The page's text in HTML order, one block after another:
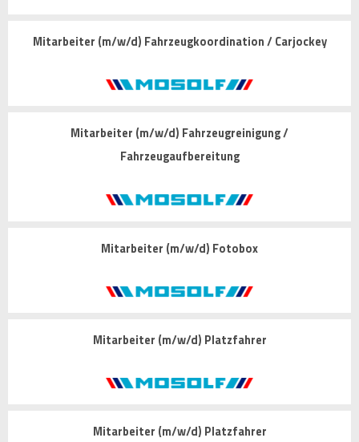
Mitarbeiter (m/w/d) Fahrzeugkoordination / Carjockey
Mitarbeiter (m/w/d) Fahrzeugreinigung /
Fahrzeugaufbereitung
Mitarbeiter (m/w/d) Fotobox
Mitarbeiter (m/w/d) Platzfahrer
Mitarbeiter (m/w/d) Platzfahrer